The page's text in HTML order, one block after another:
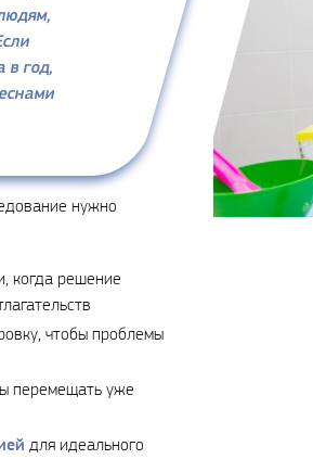
в год,
нужно
когда решение
чтобы проблемы
перемещать уже
для идеального